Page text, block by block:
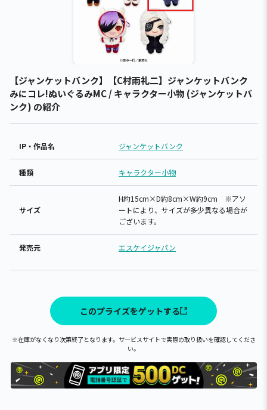
【ジャンケットバンク】【C村雨礼二】ジャンケットバンク
みにコレ!ぬいぐるみMC / キャラクター小物 (ジャンケットバ
ンク) の紹介
IP・作品名 ジャンケットバンク
種類 キャラクター小物
サイズ
H約15cm×D約8cm×W約9cm ※アソ
ートにより、サイズが多少異なる場合が
ございます。
発売元 エスケイジャパン
このプライズをゲットする
※在庫がなくなり次第終了となります。サービスサイトで実際の取り扱いを確認してくださ
い。